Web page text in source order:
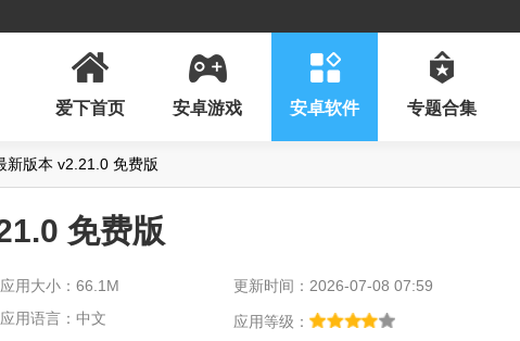
爱下首页 安卓游戏 安卓软件 专题合集
版本 v2.21.0 免费版
免费版
应用大小：66.1M
更新时间：2026-07-08 07:59
应用语言：中文
应用等级：